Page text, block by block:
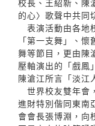
校長、王紹新、陳
的心〉歌聲中共同
表演活動由各地
「第一支舞」、
舞等節目，更由陳
壓軸演出的「戲鳳
陳滄江所言「淡江
世界校友雙年會
進財特別偕同東南
會會長張博淵，向